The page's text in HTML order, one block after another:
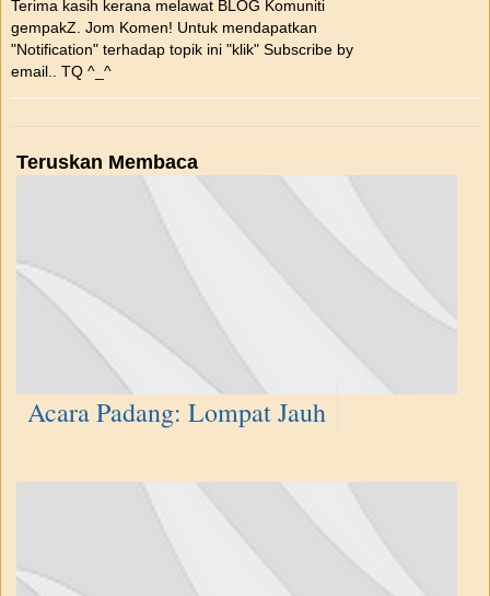
Terima kasih kerana melawat BLOG Komuniti
gempakZ. Jom Komen! Untuk mendapatkan
"Notification" terhadap topik ini "klik" Subscribe by
email.. TQ ^_^
Teruskan Membaca
Acara Padang: Lompat Jauh